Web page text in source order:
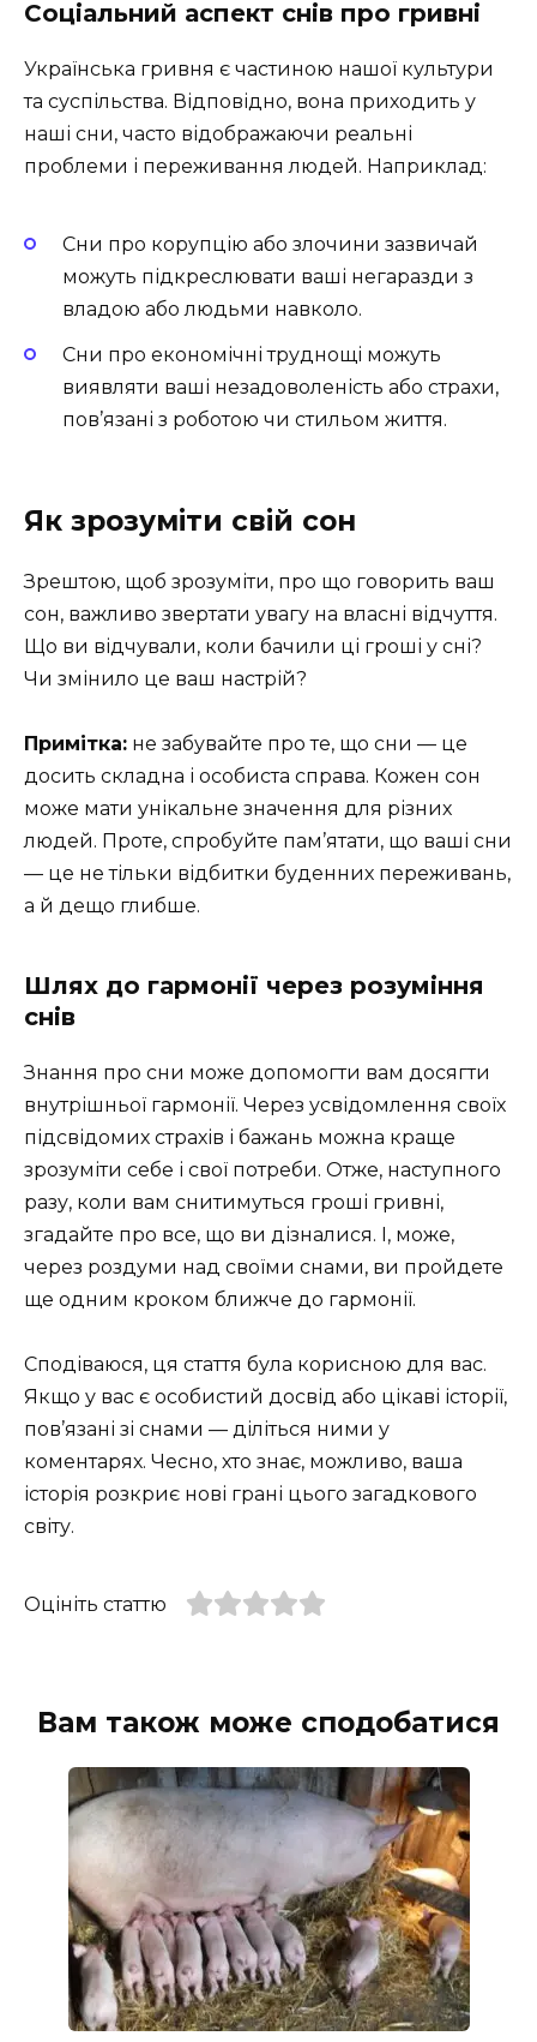
Соціальний аспект снів про гривні
Українська гривня є частиною нашої культури
та суспільства. Відповідно, вона приходить у
наші сни, часто відображаючи реальні
проблеми і переживання людей. Наприклад:
Сни про корупцію або злочини зазвичай
можуть підкреслювати ваші негаразди з
владою або людьми навколо.
Сни про економічні труднощі можуть
виявляти ваші незадоволеність або страхи,
пов’язані з роботою чи стильом життя.
Як зрозуміти свій сон
Зрештою, щоб зрозуміти, про що говорить ваш
сон, важливо звертати увагу на власні відчуття.
Що ви відчували, коли бачили ці гроші у сні?
Чи змінило це ваш настрій?
Примітка: не забувайте про те, що сни — це
досить складна і особиста справа. Кожен сон
може мати унікальне значення для різних
людей. Проте, спробуйте пам’ятати, що ваші сни
— це не тільки відбитки буденних переживань,
а й дещо глибше.
Шлях до гармонії через розуміння
снів
Знання про сни може допомогти вам досягти
внутрішньої гармонії. Через усвідомлення своїх
підсвідомих страхів і бажань можна краще
зрозуміти себе і свої потреби. Отже, наступного
разу, коли вам снитимуться гроші гривні,
згадайте про все, що ви дізналися. І, може,
через роздуми над своїми снами, ви пройдете
ще одним кроком ближче до гармонії.
Сподіваюся, ця стаття була корисною для вас.
Якщо у вас є особистий досвід або цікаві історії,
пов’язані зі снами — діліться ними у
коментарях. Чесно, хто знає, можливо, ваша
історія розкриє нові грані цього загадкового
світу.
Оцініть статтю
Вам також може сподобатися